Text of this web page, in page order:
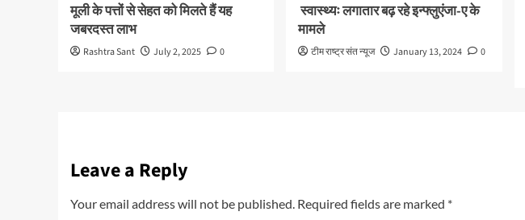
मूली के पत्तों से सेहत को मिलते हैं यह
जबरदस्त लाभ
Rashtra Sant July 2, 2025 0
स्वास्थ्यः लगातार बढ़ रहे इन्फ्लुएंजा-ए के
मामले
टीम राष्ट्र संत न्यूज January 13, 2024 0
Leave a Reply
Your email address will not be published. Required fields are marked *